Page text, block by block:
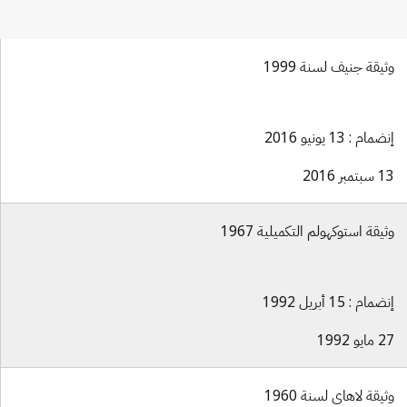
وثيقة جنيف لسنة 1999
إنضمام : 13 يونيو 2016
13 سبتمبر 2016
وثيقة استوكهولم التكميلية 1967
إنضمام : 15 أبريل 1992
27 مايو 1992
وثيقة لاهاي لسنة 1960